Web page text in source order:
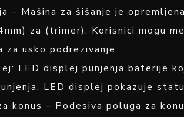
– Mašina za šišanje je
za (trimer). Korisnici mogu
za usko podrezivanje.
LED displej punjenja baterije
LED displej pokazuje
konus – Podesiva poluga za